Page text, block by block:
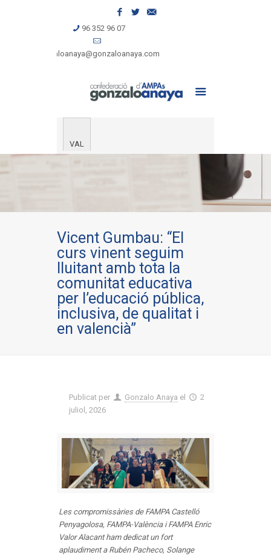
96 352 96 07
gonzaloanaya@gonzaloanaya.com
VAL
Vicent Gumbau: “El
curs vinent seguim
lluitant amb tota la
comunitat educativa
per l’educació pública,
inclusiva, de qualitat i
en valencià”
Publicat per Gonzalo Anaya el
2
juliol, 2026
Les compromissàries de FAMPA Castelló
Penyagolosa, FAMPA-València i FAMPA Enric
Valor Alacant ham dedicat un fort
aplaudiment a Rubén Pacheco, Solange